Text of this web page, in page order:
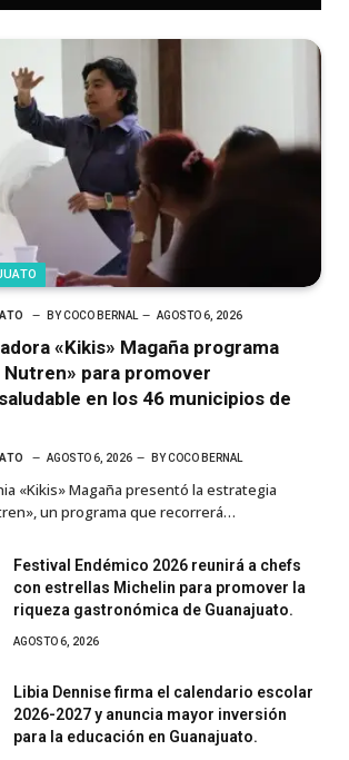
BY COCO BERNAL AGOSTO 6, 2026
«Kikis» Magaña programa
para promover
en los 46 municipios de
AGOSTO 6, 2026 BY COCO BERNAL
«Kikis» Magaña presentó la estrategia
un programa que recorrerá…
Festival Endémico 2026 reunirá a chefs
con estrellas Michelin para promover la
riqueza gastronómica de Guanajuato.
AGOSTO 6, 2026
Libia Dennise firma el calendario escolar
2026-2027 y anuncia mayor inversión
para la educación en Guanajuato.